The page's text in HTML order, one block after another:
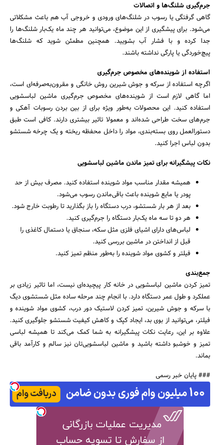
جرم‌گیری شلنگ‌ها و اتصالات
گاهی گرفتگی یا رسوب در شلنگ‌های ورودی و خروجی آب هم باعث مشکلاتی
می‌شود. برای پیشگیری از این موضوع، می‌توانید هر چند ماه یک‌بار شلنگ‌ها را
جدا کرده و با فشار آب بشویید. همچنین مطمئن شوید که شلنگ‌ها
پیچ‌خوردگی یا پارگی نداشته باشند.
استفاده از شوینده‌های مخصوص جرم‌گیری
اگرچه استفاده از سرکه و جوش شیرین روش خانگی و مقرون‌به‌صرفه‌ای است،
اما گاهی لازم است از شوینده‌های مخصوص جرم‌گیری ماشین لباسشویی
استفاده کنید. این محصولات به‌طور ویژه برای از بین بردن رسوبات آهکی و
جرم‌های سخت طراحی شده‌اند و معمولا تاثیر بیشتری دارند. کافی است طبق
دستورالعمل روی بسته‌بندی، مواد را داخل محفظه ریخته و یک چرخه شستشو
بدون لباس اجرا کنید.
نکات پیشگیرانه برای تمیز ماندن ماشین لباسشویی
همیشه مقدار مناسب مواد شوینده استفاده کنید. مصرف بیش از حد
پودر یا مایع شوینده باعث باقی‌ماندن رسوب می‌شود.
بعد از هر بار شستشو، درب دستگاه را باز بگذارید تا رطوبت خارج شود.
هر دو تا سه ماه یک‌بار دستگاه را جرم‌گیری کنید.
لباس‌های دارای اشیای فلزی مثل سکه، سنجاق یا دستمال کاغذی را
قبل از انداختن در ماشین بررسی کنید.
فیلتر و کشوی مواد شوینده را به‌طور منظم تمیز کنید.
جمع‌بندی
تمیز کردن ماشین لباسشویی در خانه کار پیچیده‌ای نیست، اما تاثیر زیادی بر
عملکرد و طول عمر دستگاه دارد. با انجام چند مرحله ساده مثل شستشوی دیگ
با سرکه و جوش شیرین، تمیز کردن لاستیک دور درب، کشوی مواد شوینده و
فیلتر، می‌توانید از بوی بد، ایجاد کپک و کاهش کیفیت شستشو جلوگیری کنید.
علاوه بر این، رعایت نکات پیشگیرانه به شما کمک می‌کند تا همیشه لباسی
تمیز و خوشبو داشته باشید و ماشین لباسشویی‌تان نیز سالم و کارآمد باقی
بماند.
### پایان خبر رسمی